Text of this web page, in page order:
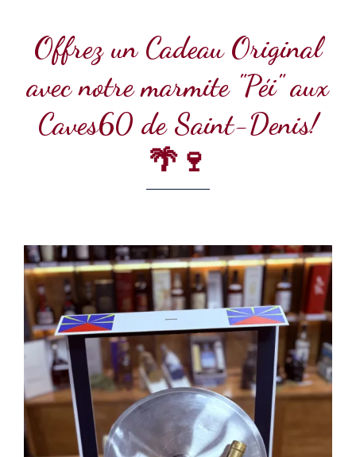
Offrez un Cadeau Original
avec notre marmite "Péi" aux
Caves60 de Saint-Denis!
🌴🍷